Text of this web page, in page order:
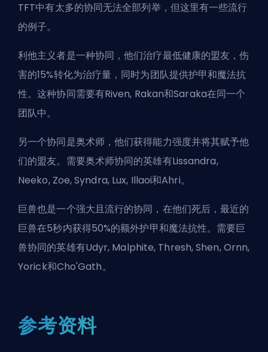
TFT中有太多的协同无法全部列举，但这里有一些流行
的例子。
利他主义者是一种协同，他们治疗最低健康的盟友，伤
害的15%转化为治疗量，同时为团队提供护甲和魔法抗
性。这种协同需要有Riven, Rakan和Saraka在同一个
团队中。
另一个协同是奥术师，他们获得能力强度并将其赋予他
们的盟友。需要奥术师协同的英雄有Lissandra,
Neeko, Zoe, Syndra, Lux, Illaoi和Ahri。
巨兽也是一个强大且流行的协同，在他们死后，最近的
巨兽在5秒内获得50%的额外护甲和魔法抗性。需要巨
兽协同的英雄有Udyr, Malphite, Thresh, Shen, Ornn,
Yorick和Cho'Gath。
参考资料